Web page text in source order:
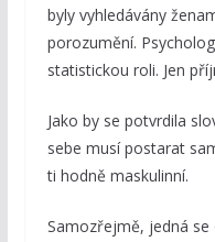
byly vyhledávány
porozumění.
statistickou roli. Jen
Jako by se potvrdila
sebe musí postarat
ti hodně maskulinní.
Samozřejmě, jedná